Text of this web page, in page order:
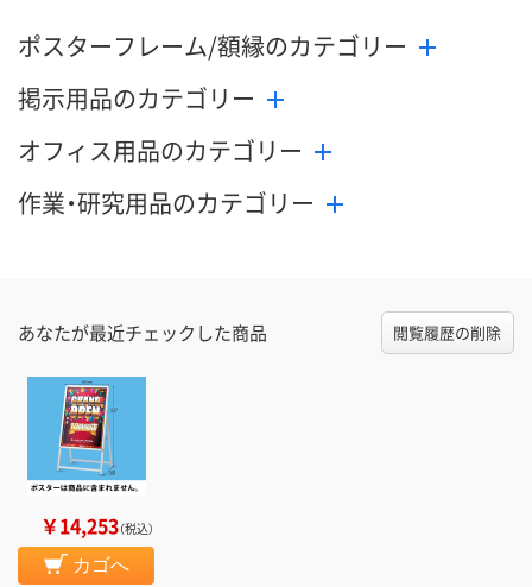
ポスターフレーム/額縁のカテゴリー
掲示用品のカテゴリー
オフィス用品のカテゴリー
作業・研究用品のカテゴリー
あなたが最近チェックした商品 閲覧履歴の削除
￥14,253（税込）
カゴへ